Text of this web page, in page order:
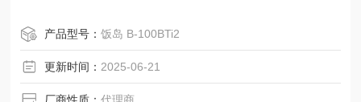
显著提高 BOD
测量效率 [ 符合 JIS K0102：2016 ]
产品型号：饭岛 B-100BTi2
更新时间： 2025-06-21